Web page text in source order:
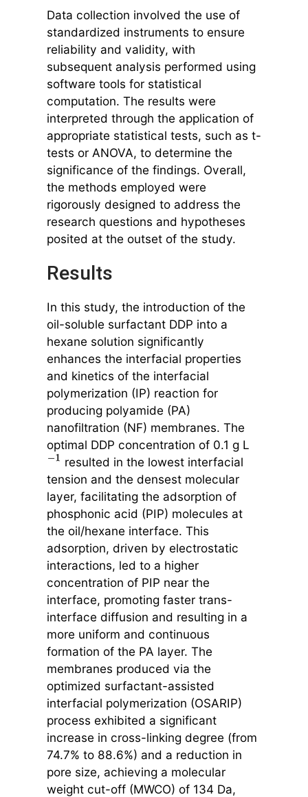
Data collection involved the use of
standardized instruments to ensure
reliability and validity, with
subsequent analysis performed using
software tools for statistical
computation. The results were
interpreted through the application of
appropriate statistical tests, such as t-
tests or ANOVA, to determine the
significance of the findings. Overall,
the methods employed were
rigorously designed to address the
research questions and hypotheses
posited at the outset of the study.
Results
In this study, the introduction of the
oil-soluble surfactant DDP into a
hexane solution significantly
enhances the interfacial properties
and kinetics of the interfacial
polymerization (IP) reaction for
producing polyamide (PA)
nanofiltration (NF) membranes. The
optimal DDP concentration of 0.1 g L
−1 resulted in the lowest interfacial
tension and the densest molecular
layer, facilitating the adsorption of
phosphonic acid (PIP) molecules at
the oil/hexane interface. This
adsorption, driven by electrostatic
interactions, led to a higher
concentration of PIP near the
interface, promoting faster trans-
interface diffusion and resulting in a
more uniform and continuous
formation of the PA layer. The
membranes produced via the
optimized surfactant-assisted
interfacial polymerization (OSARIP)
process exhibited a significant
increase in cross-linking degree (from
74.7% to 88.6%) and a reduction in
pore size, achieving a molecular
weight cut-off (MWCO) of 134 Da,